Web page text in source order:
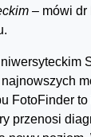
– mówi dr
FotoFinder
przenosi